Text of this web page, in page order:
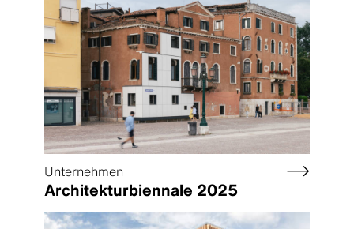
Unternehmen
Architekturbiennale 2025